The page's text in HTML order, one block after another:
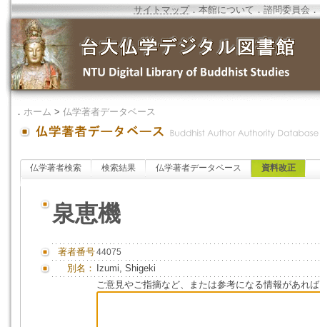
サイトマップ．本館について ．諮問委員会 ．
． ホーム > 仏学著者データベース
仏学著者検索 検索結果 仏学著者データベース 資料改正
泉恵機
著者番号44075
別名： Izumi, Shigeki
ご意見やご指摘など、または参考になる情報があれ